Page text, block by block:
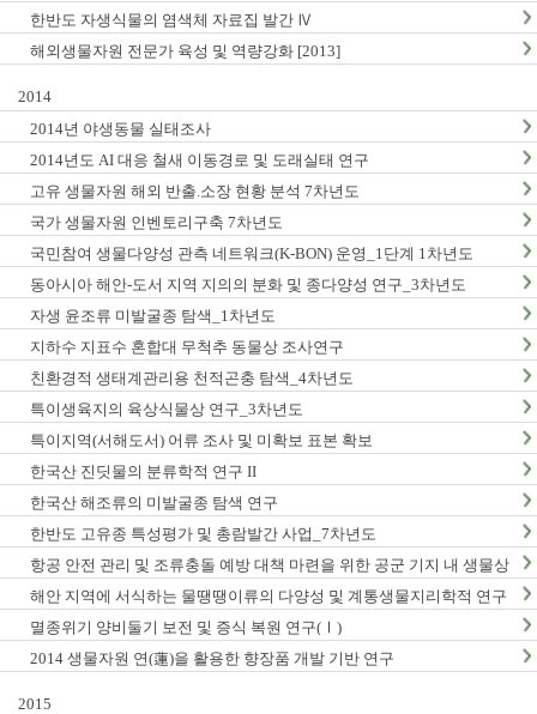
지 지역 조사
한반도 자생식물의 염색체 자료집 발간 Ⅳ
해외생물자원 전문가 육성 및 역량강화 [2013]
2014
2014년 야생동물 실태조사
2014년도 AI 대응 철새 이동경로 및 도래실태 연구
고유 생물자원 해외 반출.소장 현황 분석 7차년도
국가 생물자원 인벤토리구축 7차년도
국민참여 생물다양성 관측 네트워크(K-BON) 운영_1단계 1차년도
동아시아 해안-도서 지역 지의의 분화 및 종다양성 연구_3차년도
자생 윤조류 미발굴종 탐색_1차년도
지하수 지표수 혼합대 무척추 동물상 조사연구
친환경적 생태계관리용 천적곤충 탐색_4차년도
특이생육지의 육상식물상 연구_3차년도
특이지역(서해도서) 어류 조사 및 미확보 표본 확보
한국산 진딧물의 분류학적 연구 II
한국산 해조류의 미발굴종 탐색 연구
한반도 고유종 특성평가 및 총람발간 사업_7차년도
항공 안전 관리 및 조류충돌 예방 대책 마련을 위한 공군 기지 내 생물상
조사_1차년도
해안 지역에 서식하는 물땡땡이류의 다양성 및 계통생물지리학적 연구
_1차년도
멸종위기 양비둘기 보전 및 증식 복원 연구(Ⅰ)
2014 생물자원 연(蓮)을 활용한 향장품 개발 기반 연구
2015